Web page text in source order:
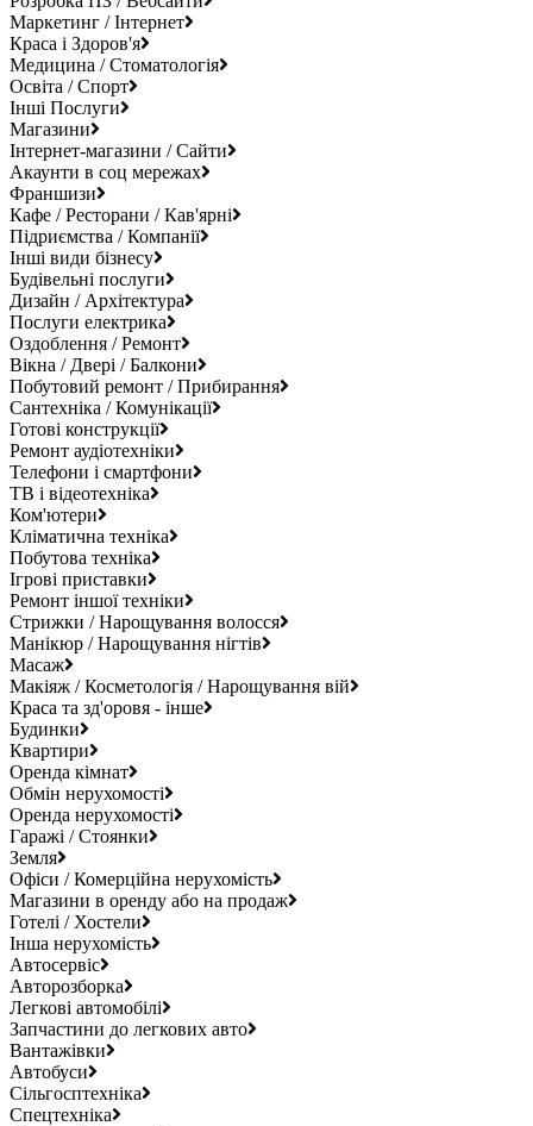
Маркетинг / Інтернет
Краса і Здоров'я
Медицина / Стоматологія
Освіта / Спорт
Інші Послуги
Магазини
Інтернет-магазини / Сайти
Акаунти в соц мережах
Франшизи
Кафе / Ресторани / Кав'ярні
Підриємства / Компанії
Інші види бізнесу
Будівельні послуги
Дизайн / Архітектура
Послуги електрика
Оздоблення / Ремонт
Вікна / Двері / Балкони
Побутовий ремонт / Прибирання
Сантехніка / Комунікації
Готові конструкції
Ремонт аудіотехніки
Телефони і смартфони
ТВ і відеотехніка
Ком'ютери
Кліматична техніка
Побутова техніка
Ігрові приставки
Ремонт іншої техніки
Стрижки / Нарощування волосся
Манікюр / Нарощування нігтів
Масаж
Макіяж / Косметологія / Нарощування вій
Краса та зд'оровя - інше
Будинки
Квартири
Оренда кімнат
Обмін нерухомості
Оренда нерухомості
Гаражі / Стоянки
Земля
Офіси / Комерційна нерухомість
Магазини в оренду або на продаж
Готелі / Хостели
Інша нерухомість
Автосервіс
Авторозборка
Легкові автомобілі
Запчастини до легкових авто
Вантажівки
Автобуси
Сільгосптехніка
Спецтехніка